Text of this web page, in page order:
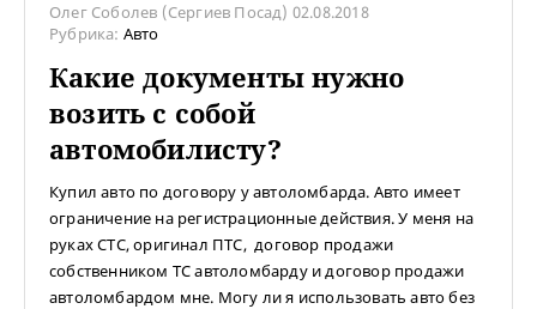
Олег Соболев (Сергиев Посад) 02.08.2018
Рубрика: Авто
Какие документы нужно
возить с собой
автомобилисту?
Купил авто по договору у автоломбарда. Авто имеет
ограничение на регистрационные действия. У меня на
руках СТС, оригинал ПТС, договор продажи
собственником ТС автоломбарду и договор продажи
автоломбардом мне. Могу ли я использовать авто без